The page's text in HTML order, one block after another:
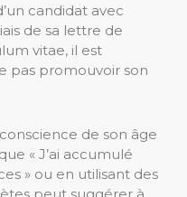
candidat avec
de sa lettre de
vitae, il est
pas promouvoir son
de son âge
« J’ai accumulé
» ou en utilisant des